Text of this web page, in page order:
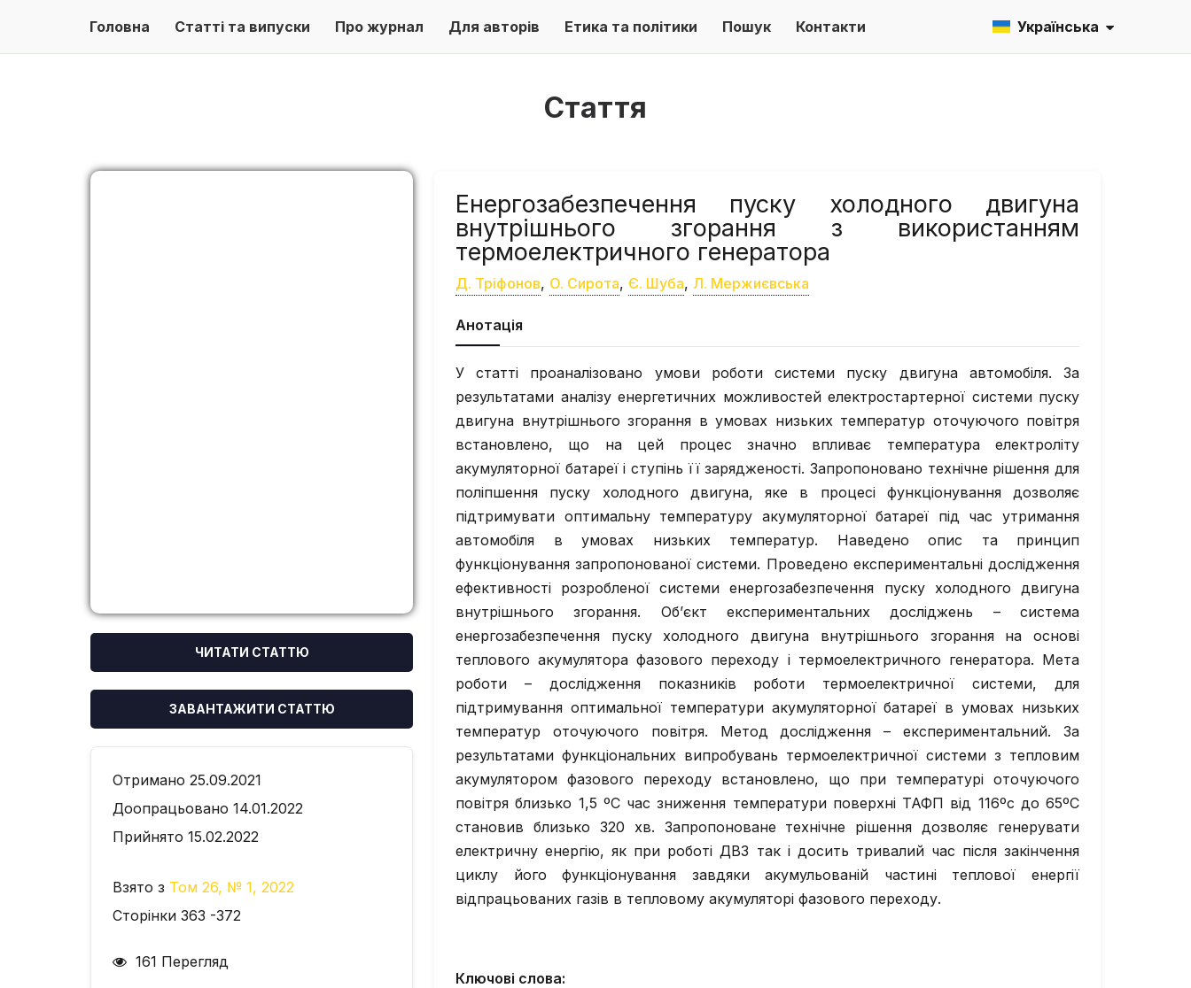
Головна Статті та випуски Про журнал Для авторів Етика та політики Пошук Контакти Українська
Стаття
ЧИТАТИ СТАТТЮ
ЗАВАНТАЖИТИ СТАТТЮ
Отримано 25.09.2021
Доопрацьовано 14.01.2022
Прийнято 15.02.2022
Взято з Том 26, № 1, 2022
Сторінки 363 -372
161 Перегляд
Енергозабезпечення пуску холодного двигуна
внутрішнього згорання з використанням
термоелектричного генератора
Д. Тріфонов, O. Сирота, Є. Шуба, Л. Мержиєвська
Анотація
У статті проаналізовано умови роботи системи пуску двигуна автомобіля. За
результатами аналізу енергетичних можливостей електростартерної системи пуску
двигуна внутрішнього згорання в умовах низьких температур оточуючого повітря
встановлено, що на цей процес значно впливає температура електроліту
акумуляторної батареї і ступінь її зарядженості. Запропоновано технічне рішення для
поліпшення пуску холодного двигуна, яке в процесі функціонування дозволяє
підтримувати оптимальну температуру акумуляторної батареї під час утримання
автомобіля в умовах низьких температур. Наведено опис та принцип
функціонування запропонованої системи. Проведено експериментальні дослідження
ефективності розробленої системи енергозабезпечення пуску холодного двигуна
внутрішнього згорання. Об’єкт експериментальних досліджень – система
енергозабезпечення пуску холодного двигуна внутрішнього згорання на основі
теплового акумулятора фазового переходу і термоелектричного генератора. Мета
роботи – дослідження показників роботи термоелектричної системи, для
підтримування оптимальної температури акумуляторної батареї в умовах низьких
температур оточуючого повітря. Метод дослідження – експериментальний. За
результатами функціональних випробувань термоелектричної системи з тепловим
акумулятором фазового переходу встановлено, що при температурі оточуючого
повітря близько 1,5 ºC час зниження температури поверхні ТАФП від 116ºс до 65ºС
становив близько 320 хв. Запропоноване технічне рішення дозволяє генерувати
електричну енергію, як при роботі ДВЗ так і досить тривалий час після закінчення
циклу його функціонування завдяки акумульованій частині теплової енергії
відпрацьованих газів в тепловому акумуляторі фазового переходу.
Ключові слова: